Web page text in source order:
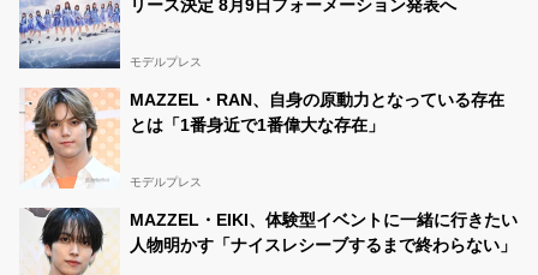
リース決定 8月9日フォーメーション発表へ
モデルプレス
MAZZEL・RAN、自身の原動力となっている存在
とは「1番身近で1番偉大な存在」
モデルプレス
MAZZEL・EIKI、体験型イベントに一緒に行きたい
人物明かす「ナイスレシーブするまで終わらない」